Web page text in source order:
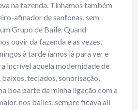
na fazenda. Tínhamos também
afinador de sanfonas, sem
Grupo de Baile. Quand
ouvir da fazenda e as vezes,
à tarde íamos là para ver e
incrível aquela modernidade de
teclados, sonorisação,
boa parte da minha ligação com a
nos bailes, sempre ficava alí